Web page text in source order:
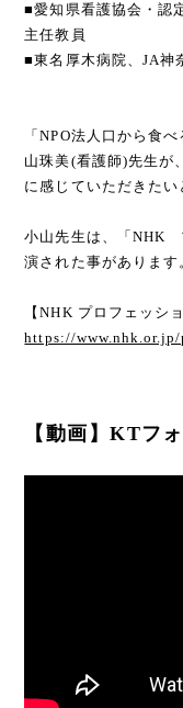
■愛知県看護協会・認
主任教員
■東名厚木病院、JA神
「NPO法人口から食
山珠美(看護師)先生が
に感じていただきたい
小山先生は、「NHK
演された事があります
【NHK プロフェッシ
https://
【動画】KTフ